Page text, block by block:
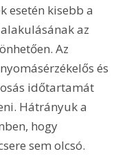
esetén kisebb a
az
Az
és
időtartamát
Hátrányuk a
hogy
sem olcsó.